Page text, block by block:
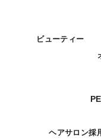
ビューティー
ヘアサロン採